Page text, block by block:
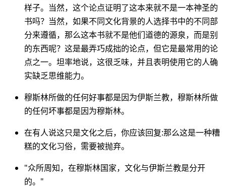
样子。当然，这个论点证明了这本来就不是一本神圣的
书吗？当然，如果不同文化背景的人选择书中的不同部
分来遵循，那么这本书就不是他们道德的源泉，而是别
的东西呢？这是最弄巧成拙的论点，但它是最常用的论
点之一。坦率地说，这很乏味，并且表明使用它的人确
实缺乏思维能力。
穆斯林所做的任何好事都是因为伊斯兰教，穆斯林所做
的任何坏事都是因为穆斯林。
在有人说这只是文化之后，你应该回复:那么这是一种糟
糕的文化习俗，需要被抛弃。
"众所周知，在穆斯林国家，文化与伊斯兰教是分开
的。"